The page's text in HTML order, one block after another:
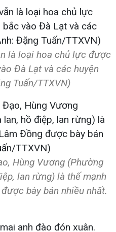
là loại hoa chủ lực được
Đà Lạt và các huyện
Tuấn/TTXVN)
Hùng Vương (Phường
lan rừng) là thế mạnh
bày bán nhiều nhất.